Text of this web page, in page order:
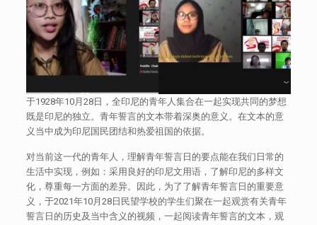
于1928年10月28日，全印尼的青年人集合在一起实现共同的梦想
既是印尼的独立。青年誓言的文本带着深奥的意义。在文本的意
义当中成为印尼国民团结和热爱祖国的依据。
对当前这一代的青年人，理解青年誓言日的要点能在我们日常的
生活中实现，例如：采用良好的印尼文用语，了解印尼的多样文
化，尊重每一方面的差异。因此，为了了解青年誓言日的重要意
义，于2021年10月28日民望学校的学生们聚在一起观赏有关青年
誓言日的历史及当中含义的视频，一起阅读青年誓言的文本，观